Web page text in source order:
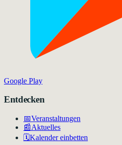
Google Play
Entdecken
📅Veranstaltungen
📰Aktuelles
🗓️Kalender einbetten